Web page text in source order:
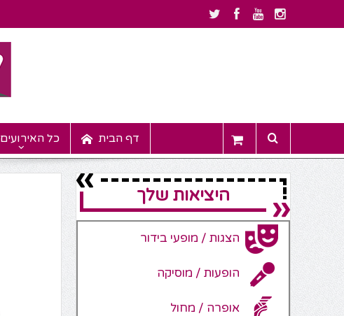
כל האירועים דף הבית
היציאות שלך
הצגות / מופעי בידור
הופעות / מוסיקה
אופרה / מחול